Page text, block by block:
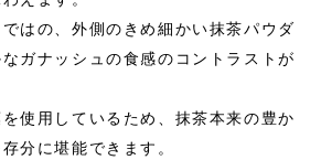
はの、外側のきめ細かい抹茶パウダ
ガナッシュの食感のコントラストが
使用しているため、抹茶本来の豊か
分に堪能できます。